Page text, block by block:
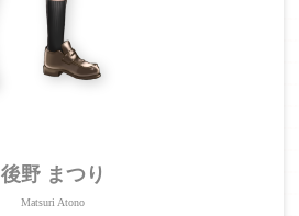
後野 まつり
Matsuri Atono